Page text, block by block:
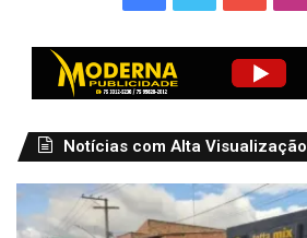
Notícias com Alta Visualização